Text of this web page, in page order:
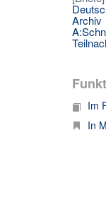
Archiv
Im
In